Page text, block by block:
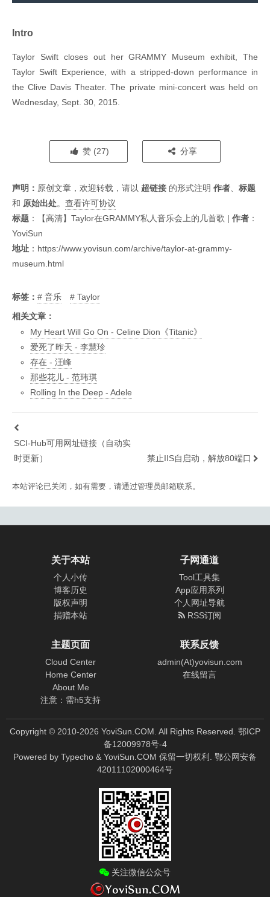
Intro
Taylor Swift closes out her GRAMMY Museum exhibit, The
Taylor Swift Experience, with a stripped-down performance in
the Clive Davis Theater. The private mini-concert was held on
Wednesday, Sept. 30, 2015.
赞 (27) 分享
声明： 原创文章，欢迎转载，请以 超链接 的形式注明 作者
标题
和 原始出处。 查看许可协议
标题 ： 【高清】Taylor在GRAMMY私人音乐会上的几首歌 | 作者 ：
YoviSun
地址 ： https://www.yovisun.com/archive/taylor-at-grammy-
museum.html
标签： 音乐
Taylor
相关文章：
My Heart Will Go On - Celine Dion《Titanic》
爱死了昨天 - 李慧珍
存在 - 汪峰
那些花儿 - 范玮琪
Rolling In the Deep - Adele
SCI-Hub可用网址链接（自动实
时更新）
禁止IIS自启动，解放80端口
本站评论已关闭，如有需要，请通过管理员邮箱联系。
关于本站
个人小传
博客历史
版权声明
捐赠本站
子网通道
Tool工具集
App应用系列
个人网址导航
RSS订阅
主题页面
Cloud Center
Home Center
About Me
注意：需h5支持
联系反馈
admin(At)yovisun.com
在线留言
Copyright © 2010-2026 YoviSun.COM. All Rights Reserved. 鄂ICP
备12009978号-4
Powered by Typecho & YoviSun.COM 保留一切权利. 鄂公网安备
42011102000464号
关注微信公众号